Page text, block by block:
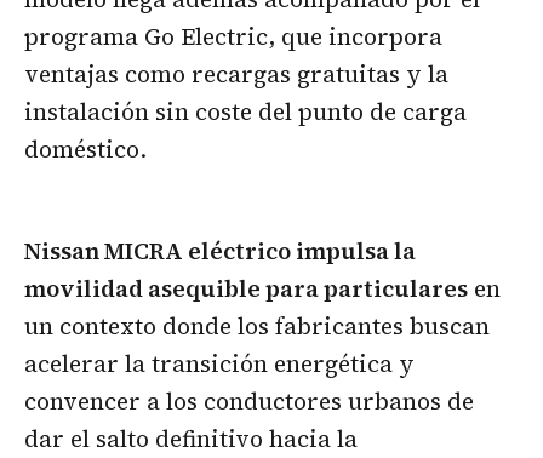
programa Go Electric, que incorpora
ventajas como recargas gratuitas y la
instalación sin coste del punto de carga
doméstico.
Nissan MICRA eléctrico impulsa la
movilidad asequible para particulares en
un contexto donde los fabricantes buscan
acelerar la transición energética y
convencer a los conductores urbanos de
dar el salto definitivo hacia la